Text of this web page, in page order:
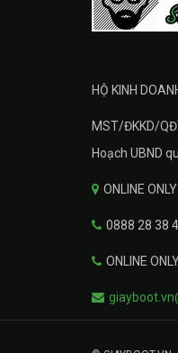
HỘ KINH
MST/ĐKKD/
Hoạch UBND
ONLINE ONLY
0888 28 38
ONLINE